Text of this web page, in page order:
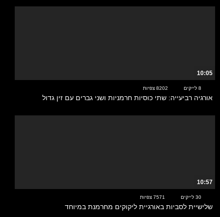
10:05
8 לייקים 8202 צפיות
אורגיה רביעייה: שתי כוסיות חרמניות ושני גברים עם זין גדול
10:57
30 לייקים 7571 צפיות
שלישיית לסביות באורגיית ליקוקים מחרמנת במיוחד